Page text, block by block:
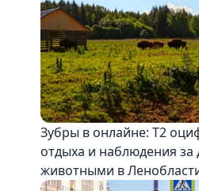
Зубры в онлайне: Т2
отдыха и наблюдения за
животными в